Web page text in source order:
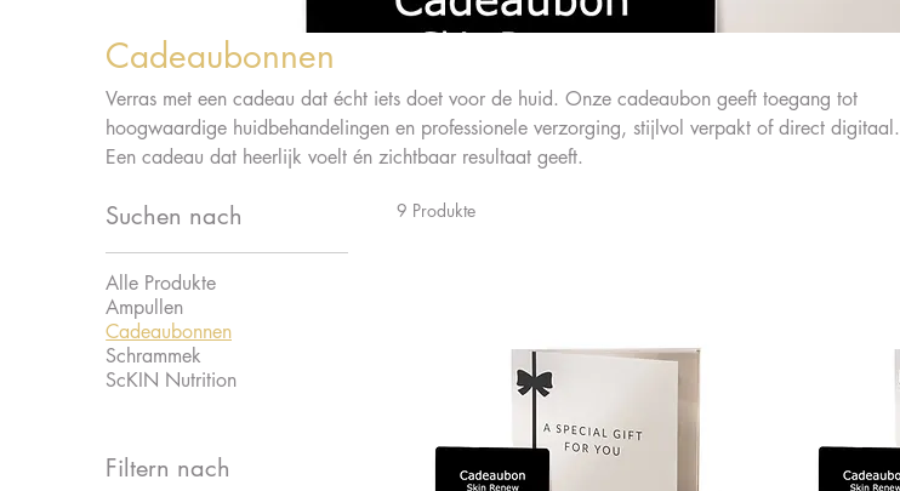
Cadeaubonnen
Verras met een cadeau dat écht iets doet voor de huid. Onze cadeaubon geeft toegang tot
hoogwaardige huidbehandelingen en professionele verzorging, stijlvol verpakt of direct digitaal.
Een cadeau dat heerlijk voelt én zichtbaar resultaat geeft.
Suchen nach
Alle Produkte
Ampullen
Cadeaubonnen
Schrammek
ScKIN Nutrition
Filtern nach
9 Produkte